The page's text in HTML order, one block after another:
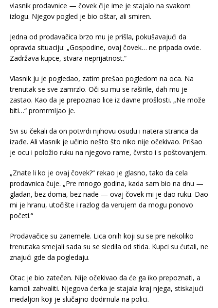
vlasnik prodavnice — čovek čije ime je stajalo na svakom
izlogu. Njegov pogled je bio oštar, ali smiren.
Jedna od prodavačica brzo mu je prišla, pokušavajući da
opravda situaciju: „Gospodine, ovaj čovek… ne pripada ovde.
Zadržava kupce, stvara neprijatnost.“
Vlasnik ju je pogledao, zatim prešao pogledom na oca. Na
trenutak se sve zamrzlo. Oči su mu se raširile, dah mu je
zastao. Kao da je prepoznao lice iz davne prošlosti. „Ne može
biti…“ promrmljao je.
Svi su čekali da on potvrdi njihovu osudu i natera stranca da
izađe. Ali vlasnik je učinio nešto što niko nije očekivao. Prišao
je ocu i položio ruku na njegovo rame, čvrsto i s poštovanjem.
„Znate li ko je ovaj čovek?“ rekao je glasno, tako da cela
prodavnica čuje. „Pre mnogo godina, kada sam bio na dnu —
gladan, bez doma, bez nade — ovaj čovek mi je dao ruku. Dao
mi je hranu, utočište i razlog da verujem da mogu ponovo
početi.“
Prodavačice su zanemele. Lica onih koji su se pre nekoliko
trenutaka smejali sada su se sledila od stida. Kupci su ćutali, ne
znajući gde da pogledaju.
Otac je bio zatečen. Nije očekivao da će ga iko prepoznati, a
kamoli zahvaliti. Njegova ćerka je stajala kraj njega, stiskajući
medaljon koji je slučajno dodirnula na polici.